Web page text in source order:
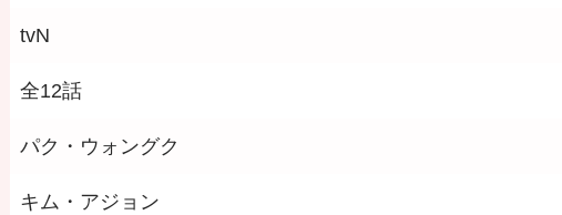
tvN
全12話
パク・ウォングク
キム・アジョン